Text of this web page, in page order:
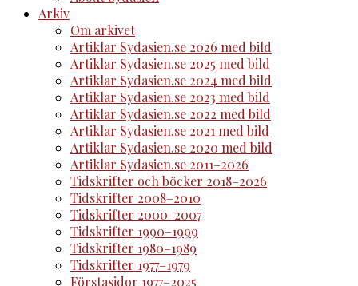
Arkiv
Om arkivet
Artiklar Sydasien.se 2026 med bild
Artiklar Sydasien.se 2025 med bild
Artiklar Sydasien.se 2024 med bild
Artiklar Sydasien.se 2023 med bild
Artiklar Sydasien.se 2022 med bild
Artiklar Sydasien.se 2021 med bild
Artiklar Sydasien.se 2020 med bild
Artiklar Sydasien.se 2011–2026
Tidskrifter och böcker 2018–2026
Tidskrifter 2008–2010
Tidskrifter 2000-2007
Tidskrifter 1990–1999
Tidskrifter 1980–1989
Tidskrifter 1977–1979
Förstasidor 1977–2025